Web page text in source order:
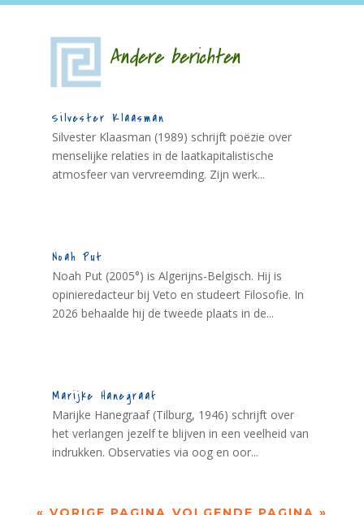
Andere berichten
Silvester Klaasman
Silvester Klaasman (1989) schrijft poëzie over
menselijke relaties in de laatkapitalistische
atmosfeer van vervreemding. Zijn werk...
Noah Put
Noah Put (2005°) is Algerijns-Belgisch. Hij is
opinieredacteur bij Veto en studeert Filosofie. In
2026 behaalde hij de tweede plaats in de...
Marijke Hanegraaf
Marijke Hanegraaf (Tilburg, 1946) schrijft over
het verlangen jezelf te blijven in een veelheid van
indrukken. Observaties via oog en oor...